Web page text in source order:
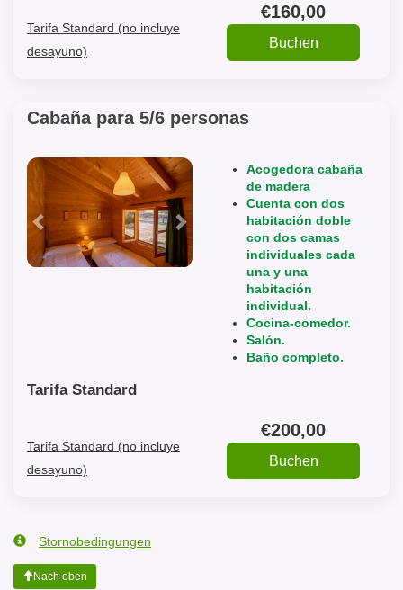
Tarifa Standard (no incluye
desayuno)
€160,00
Cabaña para 5/6 personas
Previous Next
Acogedora cabaña
de madera
Cuenta con dos
habitación doble
con dos camas
individuales cada
una y una
habitación
individual.
Cocina-comedor.
Salón.
Baño completo.
Tarifa Standard
Tarifa Standard (no incluye
desayuno)
€200,00
Stornobedingungen
Nach oben